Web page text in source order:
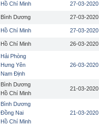
Hồ Chí Minh 27-03-2020
Bình Dương 27-03-2020
Hồ Chí Minh 27-03-2020
Hồ Chí Minh 26-03-2020
Hải Phòng
Hưng Yên
Nam Định
26-03-2020
Bình Dương
Hồ Chí Minh
21-03-2020
Bình Dương
Đồng Nai
Hồ Chí Minh
21-03-2020